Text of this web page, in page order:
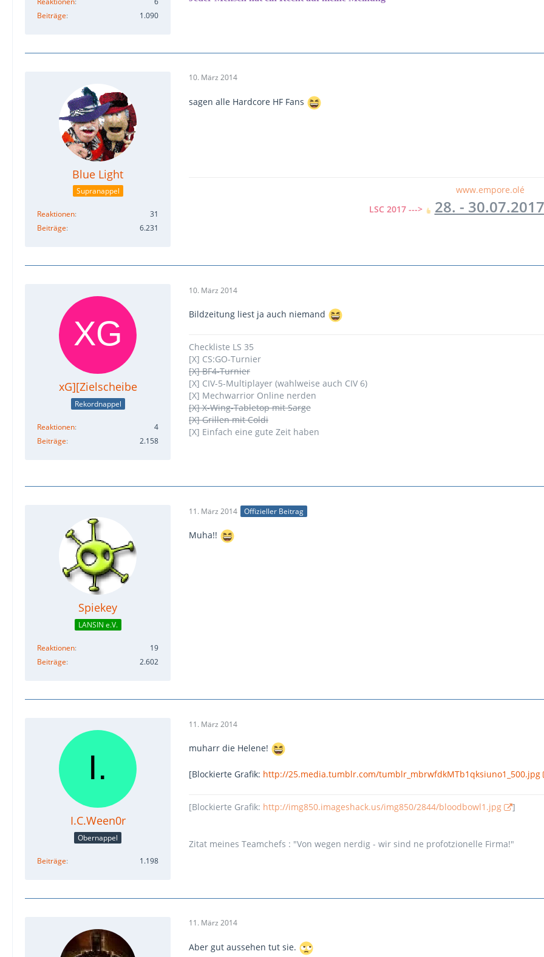
Beiträge
1.090
Blue Light
Supranappel
Reaktionen
31
Beiträge
6.231
10. März 2014
sagen alle Hardcore HF Fans
www.empore.olé
LSC 2017 --->
28. - 30.07.2017
xG][Zielscheibe
Rekordnappel
Reaktionen
4
Beiträge
2.158
10. März 2014
Bildzeitung liest ja auch niemand
Checkliste LS 35
[X] CS:GO-Turnier
[X] BF4-Turnier
[X] CIV-5-Multiplayer (wahlweise auch CIV 6)
[X] Mechwarrior Online nerden
[X] X-Wing-Tabletop mit Sarge
[X] Grillen mit Coldi
[X] Einfach eine gute Zeit haben
Spiekey
LANSIN e.V.
Reaktionen
19
Beiträge
2.602
11. März 2014 Offizieller Beitrag
Muha!!
I.C.Ween0r
Obernappel
Beiträge 1.198
11. März 2014
muharr die Helene!
[Blockierte Grafik: http://25.media.tumblr.com/tumblr_mbrwfdkMTb1qksiuno1_500.jpg
[Blockierte Grafik: http://img850.imageshack.us/img850/2844/bloodbowl1.jpg ]
Zitat meines Teamchefs : "Von wegen nerdig - wir sind ne profotzionelle Firma!"
11. März 2014
Aber gut aussehen tut sie.